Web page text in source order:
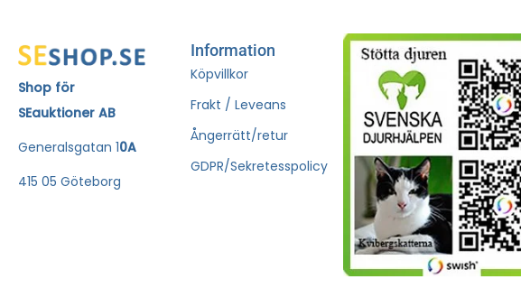
Shop för
SEauktioner AB
Generalsgatan 10A
415 05 Göteborg
Information
Köpvillkor
Frakt / Leveans
Ångerrätt/retur
GDPR/Sekretesspolicy